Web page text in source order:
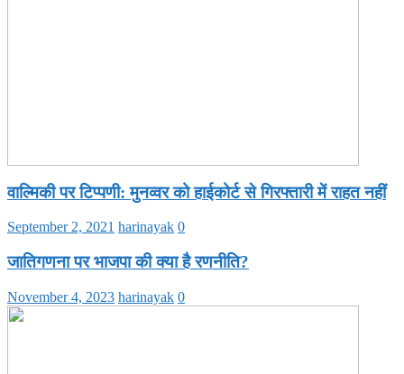
वाल्मिकी पर टिप्पणी: मुनव्वर को हाईकोर्ट से गिरफ्तारी में राहत नहीं
September 2, 2021 harinayak 0
जातिगणना पर भाजपा की क्या है रणनीति?
November 4, 2023 harinayak 0